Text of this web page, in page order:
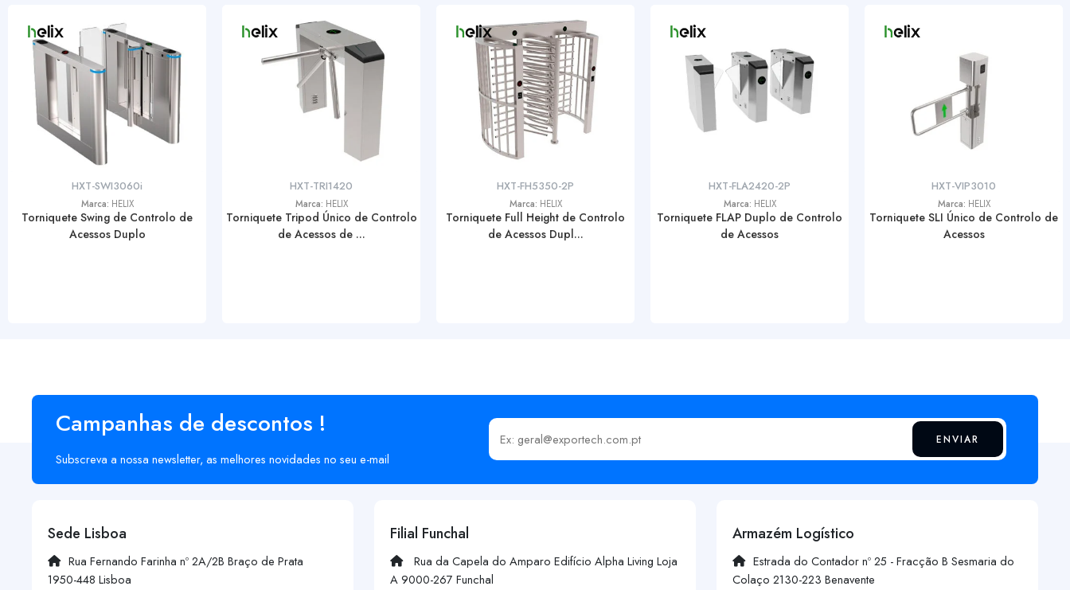
HXT-SWI3060i
Marca: HELIX
Torniquete Swing de Controlo de
Acessos Duplo
HXT-TRI1420
Marca: HELIX
Torniquete Tripod Único de Controlo
de Acessos de ...
HXT-FH5350-2P
Marca: HELIX
Torniquete Full Height de Controlo
de Acessos Dupl...
HXT-FLA2420-2P
Marca: HELIX
Torniquete FLAP Duplo de Controlo
de Acessos
HXT-VIP3010
Marca: HELIX
Torniquete SLI Único de Controlo de
Acessos
Campanhas de descontos !
Subscreva a nossa newsletter, as melhores novidades no seu e-mail
Insira o seu email ENVIAR
Sede Lisboa
Rua Fernando Farinha nº 2A/2B Braço de Prata
1950-448 Lisboa
Filial Funchal
Rua da Capela do Amparo Edifício Alpha Living Loja
A 9000-267 Funchal
Armazém Logístico
Estrada do Contador nº 25 - Fracção B Sesmaria do
Colaço 2130-223 Benavente